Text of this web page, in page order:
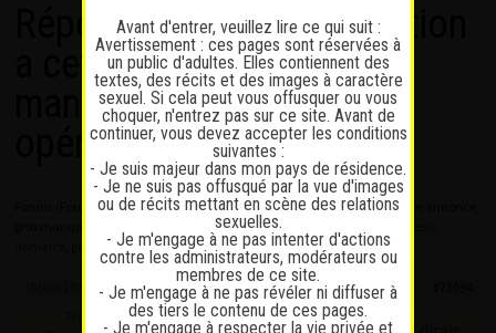
Répondre à : Faites attention
a cette annonce, gros
manque d’honneteté (TS
opérée)
›Retour suite à une visite – Suisse›Faites attention a cette annonce,
gros manque d’honneteté (TS opérée)›Répondre à : Faites attention a cette
annonce, gros manque d’honneteté (TS opérée)
10 juin 2026 à 22 h 48 min
Avant d'entrer, veuillez lire ce qui suit :
Avertissement : ces pages sont réservées à
un public d'adultes. Elles contiennent des
textes, des récits et des images à caractère
sexuel. Si cela peut vous offusquer ou vous
choquer, n'entrez pas sur ce site. Avant de
continuer, vous devez accepter les conditions
suivantes :
- Je suis majeur dans mon pays de résidence.
- Je ne suis pas offusqué par la vue d'images
ou de récits mettant en scène des relations
sexuelles.
- Je m'engage à ne pas intenter d'actions
contre les administrateurs, modérateurs ou
membres de ce site.
- Je m'engage à ne pas révéler ni diffuser à
des tiers le contenu de ces pages.
- Je m'engage à respecter la vie privée et